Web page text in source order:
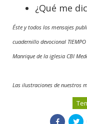
¿Qué me
Éste y todos los mensajes
cuadernillo devocional
Manrique de la iglesia CBI
Las ilustraciones de nuestros